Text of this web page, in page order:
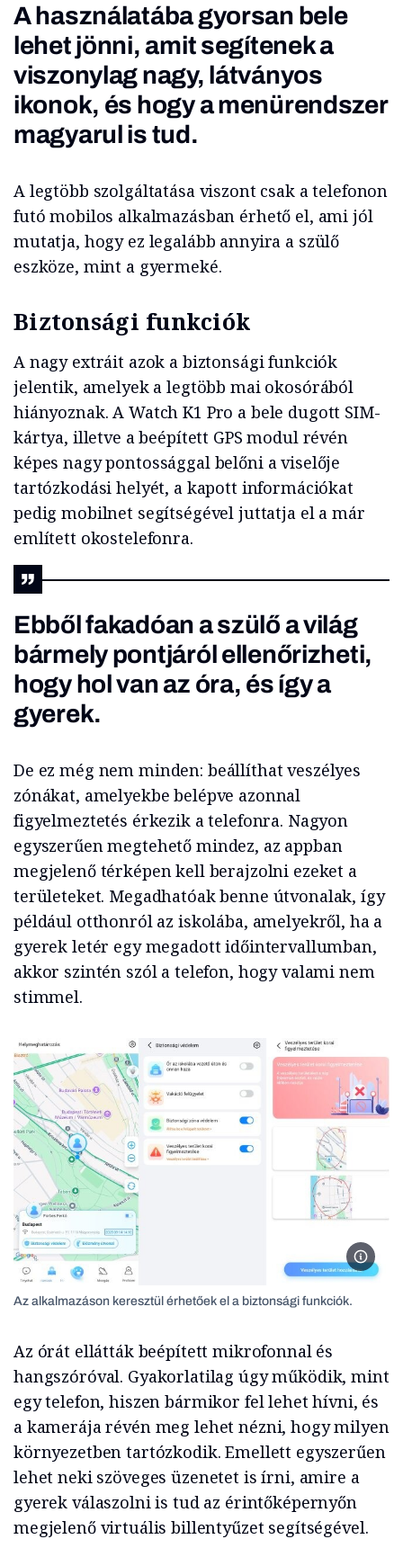
A használatába gyorsan bele
lehet jönni, amit segítenek a
viszonylag nagy, látványos
ikonok, és hogy a menürendszer
magyarul is tud.
A legtöbb szolgáltatása viszont csak a telefonon
futó mobilos alkalmazásban érhető el, ami jól
mutatja, hogy ez legalább annyira a szülő
eszköze, mint a gyermeké.
Biztonsági funkciók
A nagy extráit azok a biztonsági funkciók
jelentik, amelyek a legtöbb mai okosórából
hiányoznak. A Watch K1 Pro a bele dugott SIM-
kártya, illetve a beépített GPS modul révén
képes nagy pontossággal belőni a viselője
tartózkodási helyét, a kapott információkat
pedig mobilnet segítségével juttatja el a már
említett okostelefonra.
Ebből fakadóan a szülő a világ
bármely pontjáról ellenőrizheti,
hogy hol van az óra, és így a
gyerek.
De ez még nem minden: beállíthat veszélyes
zónákat, amelyekbe belépve azonnal
figyelmeztetés érkezik a telefonra. Nagyon
egyszerűen megtehető mindez, az appban
megjelenő térképen kell berajzolni ezeket a
területeket. Megadhatóak benne útvonalak, így
például otthonról az iskolába, amelyekről, ha a
gyerek letér egy megadott időintervallumban,
akkor szintén szól a telefon, hogy valami nem
stimmel.
Az
Az alkalmazáson keresztül érhetőek el a biztonsági funkciók.
Az órát ellátták beépített mikrofonnal és
hangszóróval. Gyakorlatilag úgy működik, mint
egy telefon, hiszen bármikor fel lehet hívni, és
a kamerája révén meg lehet nézni, hogy milyen
környezetben tartózkodik. Emellett egyszerűen
lehet neki szöveges üzenetet is írni, amire a
gyerek válaszolni is tud az érintőképernyőn
megjelenő virtuális billentyűzet segítségével.